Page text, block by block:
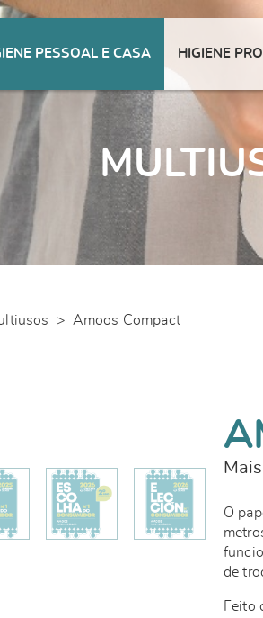
PESSOAL E CASA HIGIENE
> Amoos Compact
O
de
Feito